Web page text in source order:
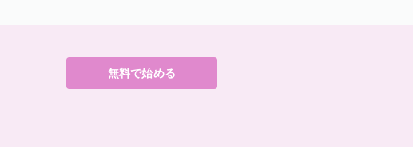
無料で始める